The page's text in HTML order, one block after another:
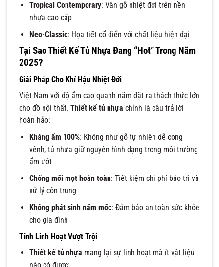
Tropical Contemporary: Vân gỗ nhiệt đới trên nền
nhựa cao cấp
Neo-Classic: Họa tiết cổ điển với chất liệu hiện đại
Tại Sao Thiết Kế Tủ Nhựa Đang “Hot” Trong Năm
2025?
Giải Pháp Cho Khí Hậu Nhiệt Đới
Việt Nam với độ ẩm cao quanh năm đặt ra thách thức lớn
cho đồ nội thất. Thiết kế tủ nhựa chính là câu trả lời
hoàn hảo:
Kháng ẩm 100%: Không như gỗ tự nhiên dễ cong
vênh, tủ nhựa giữ nguyên hình dạng trong môi trường
ẩm ướt
Chống mối mọt hoàn toàn: Tiết kiệm chi phí bảo trì và
xử lý côn trùng
Không phát sinh nấm mốc: Đảm bảo an toàn sức khỏe
cho gia đình
Tính Linh Hoạt Vượt Trội
Thiết kế tủ nhựa mang lại sự linh hoạt mà ít vật liệu
nào có được: